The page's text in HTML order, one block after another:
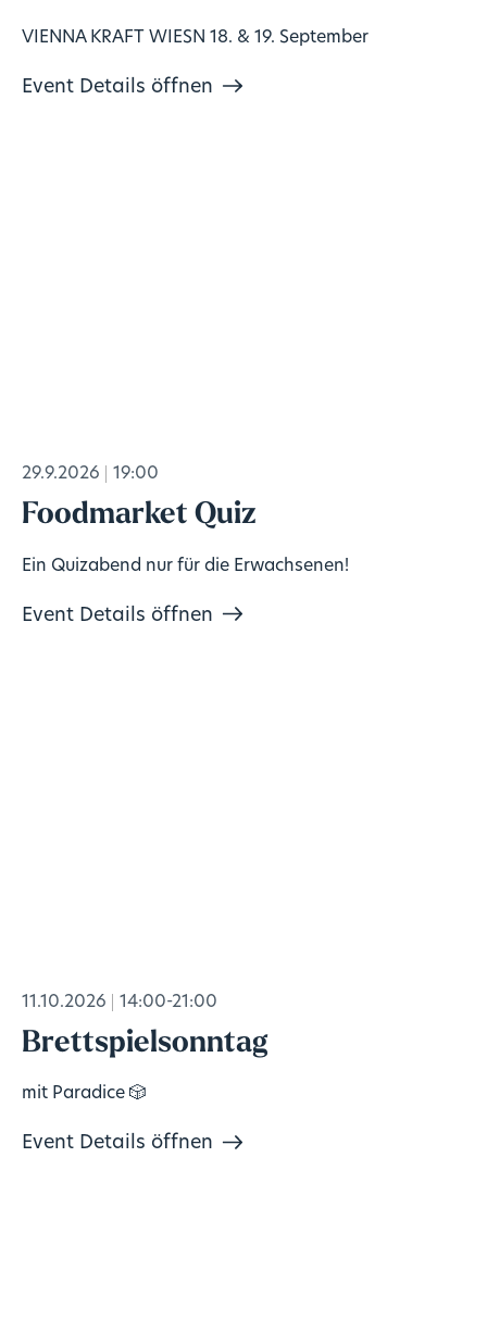
VIENNA KRAFT WIESN 18. & 19. September
Event Details öffnen
29.9.2026 19:00
Foodmarket Quiz
Ein Quizabend nur für die Erwachsenen!
Event Details öffnen
11.10.2026 14:00-21:00
Brettspielsonntag
mit Paradice 🎲
Event Details öffnen